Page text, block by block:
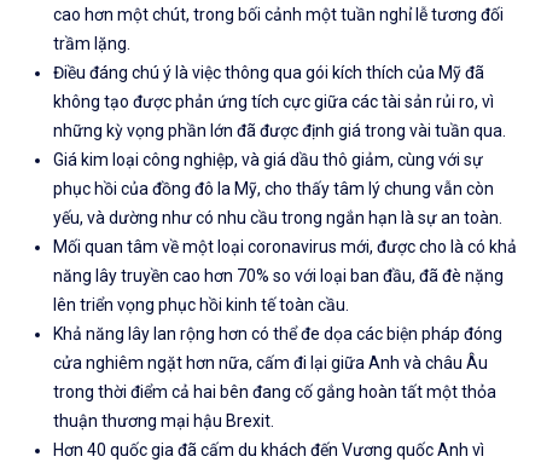
cao hơn một chút, trong bối cảnh một tuần nghỉ lễ tương đối
trầm lặng.
Điều đáng chú ý là việc thông qua gói kích thích của Mỹ đã
không tạo được phản ứng tích cực giữa các tài sản rủi ro, vì
những kỳ vọng phần lớn đã được định giá trong vài tuần qua.
Giá kim loại công nghiệp, và giá dầu thô giảm, cùng với sự
phục hồi của đồng đô la Mỹ, cho thấy tâm lý chung vẫn còn
yếu, và dường như có nhu cầu trong ngắn hạn là sự an toàn.
Mối quan tâm về một loại coronavirus mới, được cho là có khả
năng lây truyền cao hơn 70% so với loại ban đầu, đã đè nặng
lên triển vọng phục hồi kinh tế toàn cầu.
Khả năng lây lan rộng hơn có thể đe dọa các biện pháp đóng
cửa nghiêm ngặt hơn nữa, cấm đi lại giữa Anh và châu Âu
trong thời điểm cả hai bên đang cố gắng hoàn tất một thỏa
thuận thương mại hậu Brexit.
Hơn 40 quốc gia đã cấm du khách đến Vương quốc Anh vì